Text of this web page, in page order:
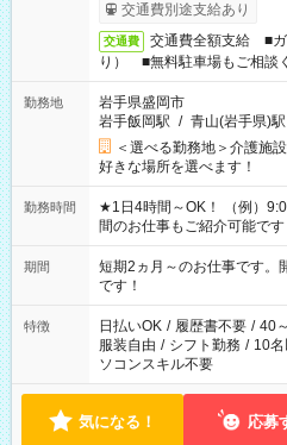
交通費別途支給あり
交通費
交通費全額支給 ■ガ
り） ■無料駐車場もご相談
勤務地
岩手県盛岡市
岩手飯岡駅 / 青山(岩手県)駅
＜選べる勤務地＞介護
好きな場所を選べます！
勤務時間
★1日4時間～OK！ （例）
間のお仕事もご紹介可能で
家庭の都合でお休みが必要
※週最低15時間以上の勤務
期間
短期2ヵ月～のお仕事です
です！
特徴 日払いOK / 履歴書不要 / 40
服装自由 / シフト勤務 / 10
ソコンスキル不要
気になる！ 応募